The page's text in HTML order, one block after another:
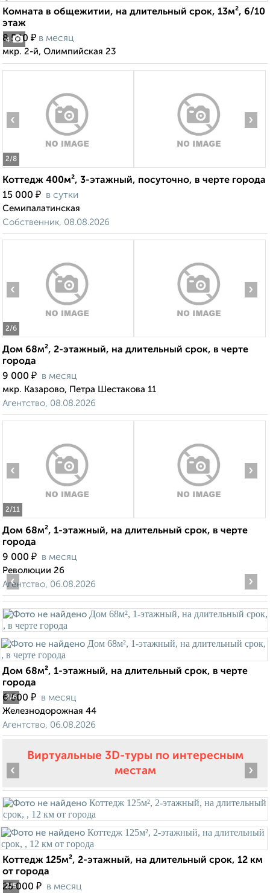
4
Комната в общежитии, на длительный срок, 13м², 6/10
этаж
8 500 ₽ в месяц
мкр. 2-й, Олимпийская 23
2/8
‹ ›
Коттедж 400м², 3-этажный, посуточно, в черте города
15 000 ₽ в сутки
Семипалатинская
Собственник, 08.08.2026
2/6
‹ ›
Дом 68м², 2-этажный, на длительный срок, в черте
города
9 000 ₽ в месяц
мкр. Казарово, Петра Шестакова 11
Агентство, 08.08.2026
2/11
‹ ›
Дом 68м², 1-этажный, на длительный срок, в черте
города
9 000 ₽ в месяц
Революции 26
Агентство, 06.08.2026
2/6
‹ ›
Дом 68м², 1-этажный, на длительный срок, в черте
города
6 500 ₽ в месяц
Железнодорожная 44
Агентство, 06.08.2026
Виртуальные 3D-туры по интересным
местам
2/5
‹ ›
Коттедж 125м², 2-этажный, на длительный срок, 12 км
от города
25 000 ₽ в месяц